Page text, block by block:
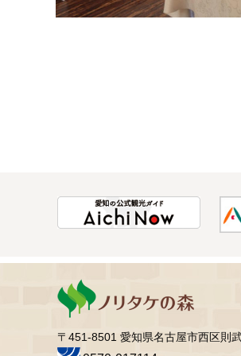
〒451-8501 愛知県名古屋市西区則